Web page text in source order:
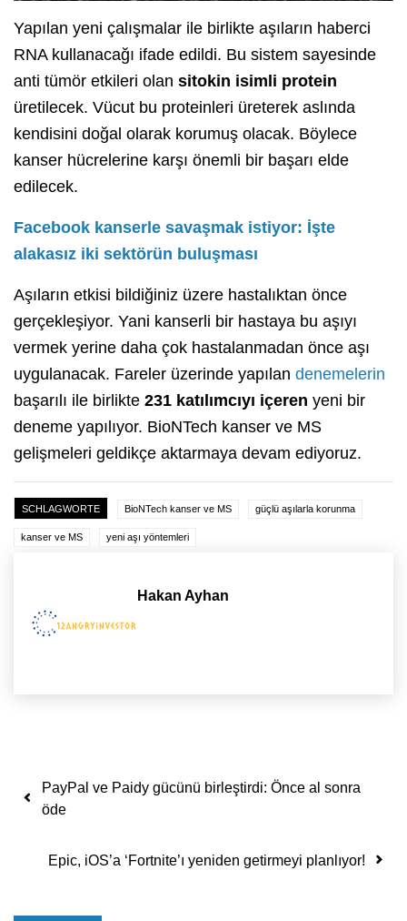
Yapılan yeni çalışmalar ile birlikte aşıların haberci
RNA kullanacağı ifade edildi. Bu sistem sayesinde
anti tümör etkileri olan sitokin isimli protein
üretilecek. Vücut bu proteinleri üreterek aslında
kendisini doğal olarak korumuş olacak. Böylece
kanser hücrelerine karşı önemli bir başarı elde
edilecek.
Facebook kanserle savaşmak istiyor: İşte
alakasız iki sektörün buluşması
Aşıların etkisi bildiğiniz üzere hastalıktan önce
gerçekleşiyor. Yani kanserli bir hastaya bu aşıyı
vermek yerine daha çok hastalanmadan önce aşı
uygulanacak. Fareler üzerinde yapılan denemelerin
başarılı ile birlikte 231 katılımcıyı içeren yeni bir
deneme yapılıyor. BioNTech kanser ve MS
gelişmeleri geldikçe aktarmaya devam ediyoruz.
SCHLAGWORTE BioNTech kanser ve MS güçlü aşılarla korunma
kanser ve MS yeni aşı yöntemleri
Hakan Ayhan
Yazı dolaşımı
PayPal ve Paidy gücünü birleştirdi: Önce al sonra
öde
Epic, iOS’a ‘Fortnite’ı yeniden getirmeyi planlıyor!